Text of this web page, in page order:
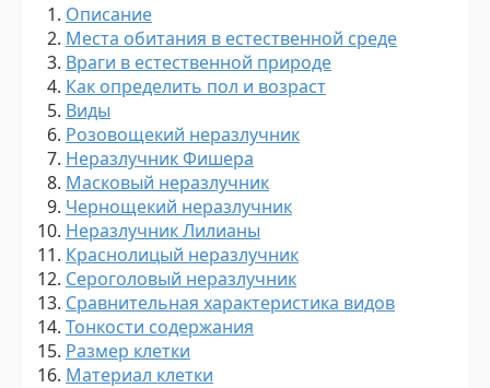
Описание
Места обитания в естественной среде
Враги в естественной природе
Как определить пол и возраст
Виды
Розовощекий неразлучник
Неразлучник Фишера
Масковый неразлучник
Чернощекий неразлучник
Неразлучник Лилианы
Краснолицый неразлучник
Сероголовый неразлучник
Сравнительная характеристика видов
Тонкости содержания
Размер клетки
Материал клетки